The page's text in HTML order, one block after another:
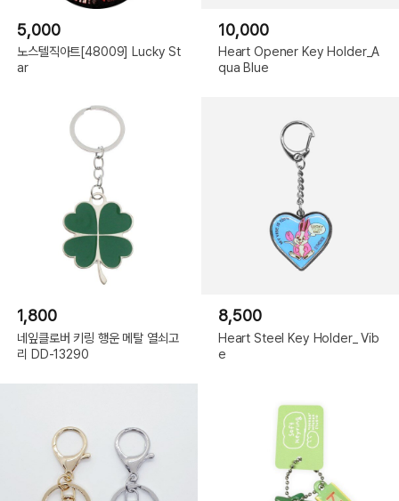
5,000
노스텔직아트[48009] Lucky St
ar
10,000
Heart Opener Key Holder_A
qua Blue
1,800
네잎클로버 키링 행운 메탈 열쇠고
리 DD-13290
8,500
Heart Steel Key Holder_ Vib
e